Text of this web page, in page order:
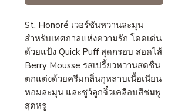
St. Honoré เวอร์ชันหวานละมุน
สำหรับเทศกาลแห่งความรัก โดดเด่น
ด้วยแป้ง Quick Puff สุดกรอบ สอดไส้
Berry Mousse รสเปรี้ยวหวานสดชื่น
ตกแต่งด้วยครีมกลิ่นกุหลาบเนื้อเนียน
หอมละมุน และชูว์ลูกจิ๋วเคลือบสีชมพู
สุดหรู